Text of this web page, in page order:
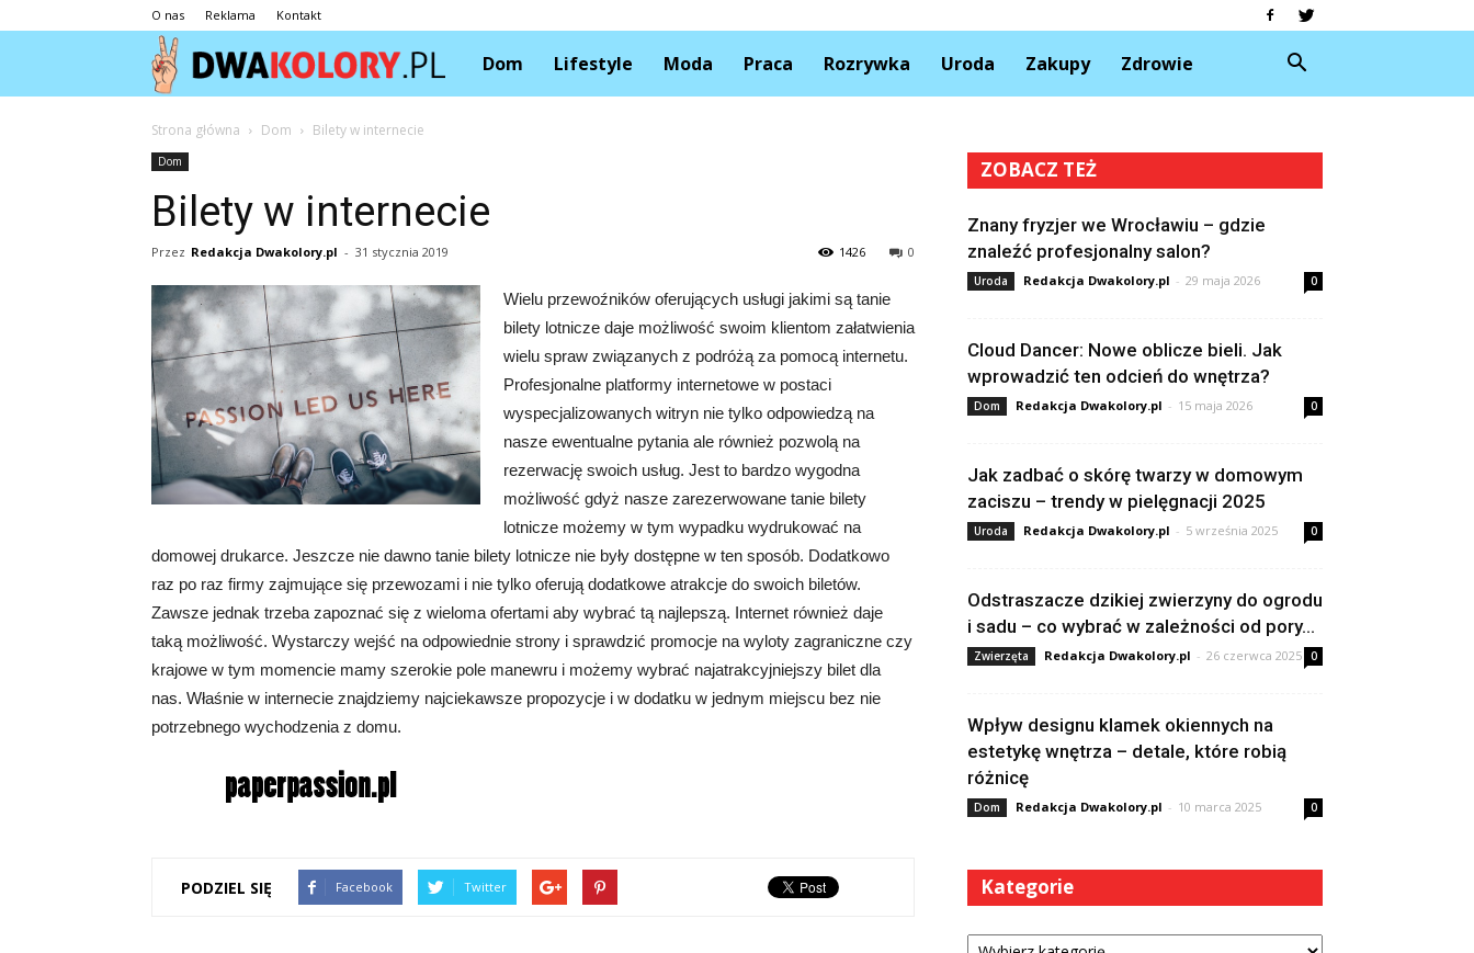
O nas Reklama Kontakt
DwaKolory.pl
Dom Lifestyle Moda Praca Rozrywka Uroda Zakupy Zdrowie
Strona główna Dom Bilety w internecie
Dom
Bilety w internecie
Przez Redakcja Dwakolory.pl - 31 stycznia 2019 0
1426
Wielu przewoźników oferujących usługi jakimi są tanie
bilety lotnicze daje możliwość swoim klientom załatwienia
wielu spraw związanych z podróżą za pomocą internetu.
Profesjonalne platformy internetowe w postaci
wyspecjalizowanych witryn nie tylko odpowiedzą na
nasze ewentualne pytania ale również pozwolą na
rezerwację swoich usług. Jest to bardzo wygodna
możliwość gdyż nasze zarezerwowane tanie bilety
lotnicze możemy w tym wypadku wydrukować na
domowej drukarce. Jeszcze nie dawno tanie bilety lotnicze nie były dostępne w ten sposób. Dodatkowo
raz po raz firmy zajmujące się przewozami i nie tylko oferują dodatkowe atrakcje do swoich biletów.
Zawsze jednak trzeba zapoznać się z wieloma ofertami aby wybrać tą najlepszą. Internet również daje
taką możliwość. Wystarczy wejść na odpowiednie strony i sprawdzić promocje na wyloty zagraniczne czy
krajowe w tym momencie mamy szerokie pole manewru i możemy wybrać najatrakcyjniejszy bilet dla
nas. Właśnie w internecie znajdziemy najciekawsze propozycje i w dodatku w jednym miejscu bez nie
potrzebnego wychodzenia z domu.
PODZIEL SIĘ Facebook Twitter
ZOBACZ TEŻ
Znany fryzjer we Wrocławiu – gdzie
znaleźć profesjonalny salon?
Uroda Redakcja Dwakolory.pl - 29 maja 2026 0
Cloud Dancer: Nowe oblicze bieli. Jak
wprowadzić ten odcień do wnętrza?
Dom Redakcja Dwakolory.pl - 15 maja 2026 0
Jak zadbać o skórę twarzy w domowym
zaciszu – trendy w pielęgnacji 2025
Uroda Redakcja Dwakolory.pl - 5 września 2025 0
Odstraszacze dzikiej zwierzyny do ogrodu
i sadu – co wybrać w zależności od pory...
Zwierzęta Redakcja Dwakolory.pl - 26 czerwca 2025 0
Wpływ designu klamek okiennych na
estetykę wnętrza – detale, które robią
różnicę
Dom Redakcja Dwakolory.pl - 10 marca 2025 0
Kategorie
Kategorie